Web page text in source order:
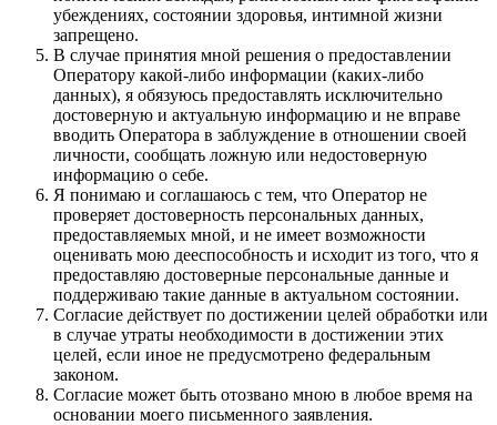
убеждениях, состоянии здоровья, интимной жизни
запрещено.
В случае принятия мной решения о предоставлении
Оператору какой-либо информации (каких-либо
данных), я обязуюсь предоставлять исключительно
достоверную и актуальную информацию и не вправе
вводить Оператора в заблуждение в отношении своей
личности, сообщать ложную или недостоверную
информацию о себе.
Я понимаю и соглашаюсь с тем, что Оператор не
проверяет достоверность персональных данных,
предоставляемых мной, и не имеет возможности
оценивать мою дееспособность и исходит из того, что я
предоставляю достоверные персональные данные и
поддерживаю такие данные в актуальном состоянии.
Согласие действует по достижении целей обработки или
в случае утраты необходимости в достижении этих
целей, если иное не предусмотрено федеральным
законом.
Согласие может быть отозвано мною в любое время на
основании моего письменного заявления.